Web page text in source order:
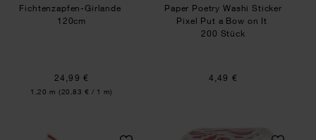
Fichtenzapfen-Girlande
120cm
24,99 €
Inhalt:
1,20 m (20,83 € / 1 m)
Paper Poetry Washi Sticker
Pixel Put a Bow on It
200 Stück
4,49 €
Filzstreu Schleifen Paper Poetry